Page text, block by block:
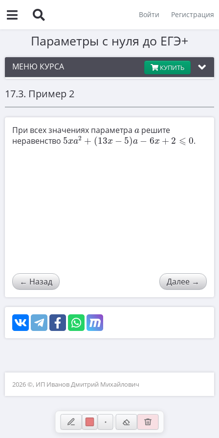
Войти Регистрация
Параметры с нуля до ЕГЭ+
КУПИТЬ
МЕНЮ КУРСА
Введение
2
Линейные уравнения с параметром
Квадратные неравенства
Функции и их графики
Сведение к исследованию квадратного
трёхчлена
17.3. Пример 2
При всех значениях параметра a
a решите
неравенство 5xa2 + (13x − 5)a − 6x + 2 ⩽ 0
5xa2+(13x−5)a−6x+2⩽0 .
← Назад Далее →
2026 ©, ИП Иванов Дмитрий Михайлович